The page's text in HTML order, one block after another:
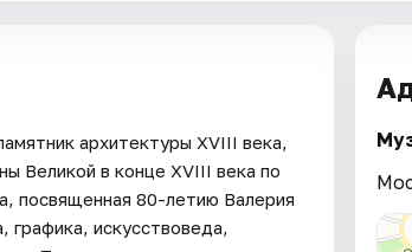
архитектуры XVIII века,
Великой в конце XVIII века по
посвященная 80-летию Валерия
графика, искусствоведа,